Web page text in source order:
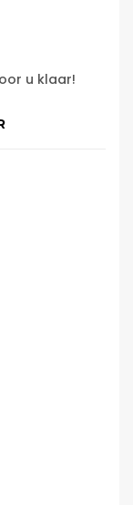
u klaar!